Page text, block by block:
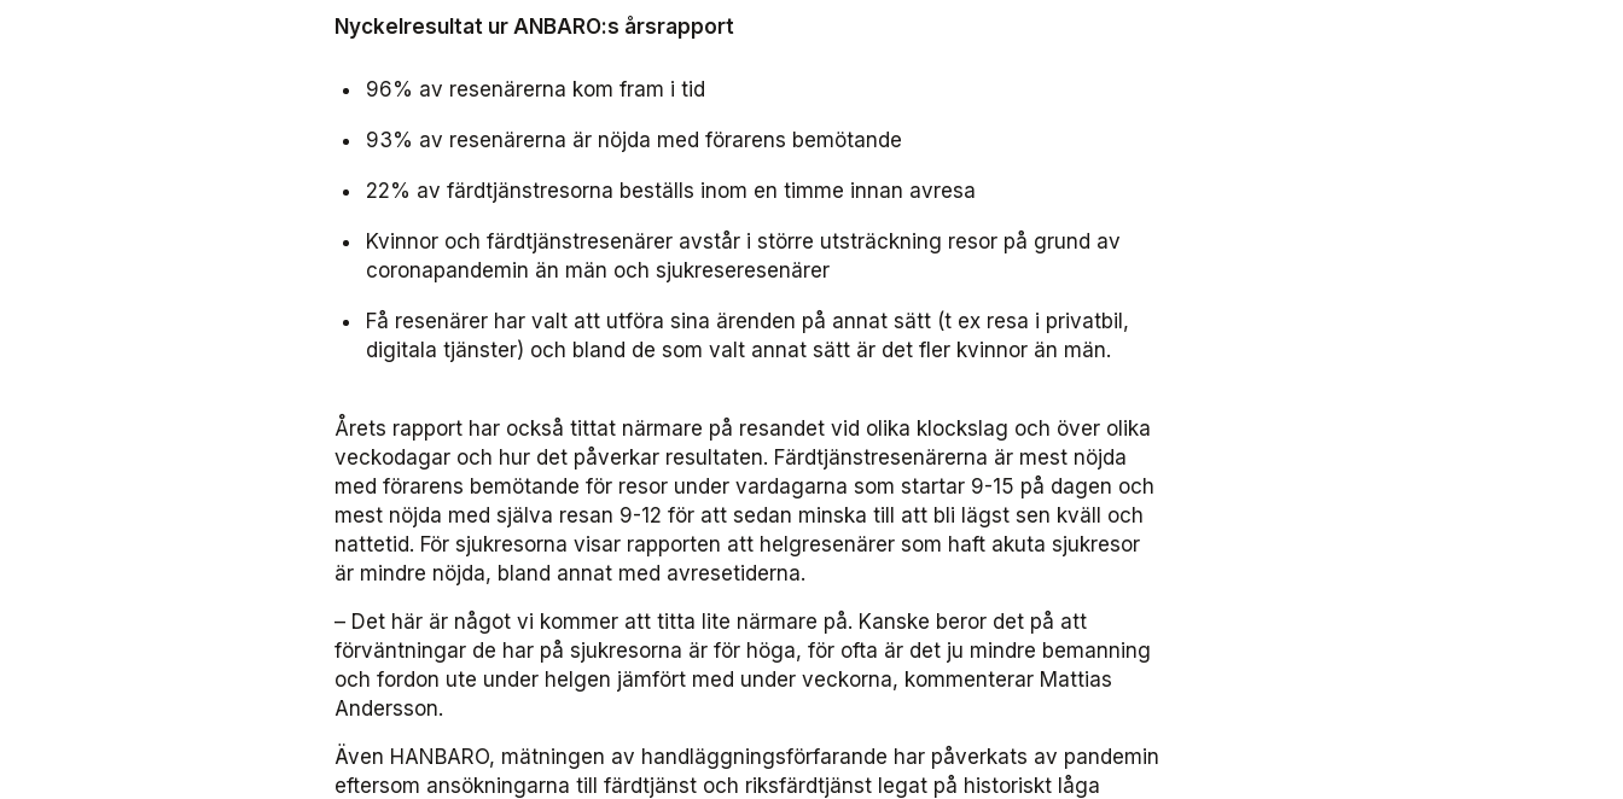
Nyckelresultat ur ANBARO:s årsrapport
96% av resenärerna kom fram i tid
93% av resenärerna är nöjda med förarens bemötande
22% av färdtjänstresorna beställs inom en timme innan avresa
Kvinnor och färdtjänstresenärer avstår i större utsträckning resor på grund av
coronapandemin än män och sjukreseresenärer
Få resenärer har valt att utföra sina ärenden på annat sätt (t ex resa i privatbil,
digitala tjänster) och bland de som valt annat sätt är det fler kvinnor än män.
Årets rapport har också tittat närmare på resandet vid olika klockslag och över olika
veckodagar och hur det påverkar resultaten. Färdtjänstresenärerna är mest nöjda
med förarens bemötande för resor under vardagarna som startar 9-15 på dagen och
mest nöjda med själva resan 9-12 för att sedan minska till att bli lägst sen kväll och
nattetid. För sjukresorna visar rapporten att helgresenärer som haft akuta sjukresor
är mindre nöjda, bland annat med avresetiderna.
– Det här är något vi kommer att titta lite närmare på. Kanske beror det på att
förväntningar de har på sjukresorna är för höga, för ofta är det ju mindre bemanning
och fordon ute under helgen jämfört med under veckorna, kommenterar Mattias
Andersson.
Även HANBARO, mätningen av handläggningsförfarande har påverkats av pandemin
eftersom ansökningarna till färdtjänst och riksfärdtjänst legat på historiskt låga